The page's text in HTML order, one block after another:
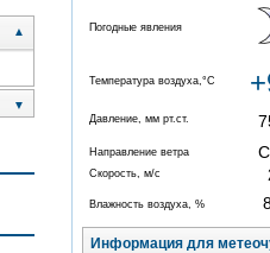
▲
▼
Погодные явления
Температура воздуха,°C
Давление, мм рт.ст.
Направление ветра
Скорость, м/с
Влажность воздуха, %
Информация для